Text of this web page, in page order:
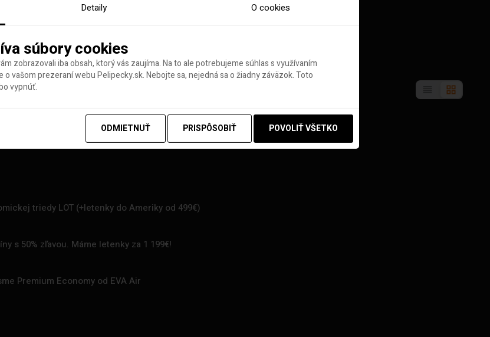
týždňa
triedy LOT (+letenky do Ameriky od 499€)
s 50% zľavou. Máme letenky za 1 199€!
Premium Economy od EVA Air
Detaily O cookies
súbory cookies
zobrazovali iba obsah, ktorý vás zaujíma. Na to ale potrebujeme súhlas s využívaním
vašom prezeraní webu Pelipecky.sk. Nebojte sa, nejedná sa o žiadny záväzok. Toto
vypnúť.
ODMIETNUŤ PRISPÔSOBIŤ POVOLIŤ VŠETKO